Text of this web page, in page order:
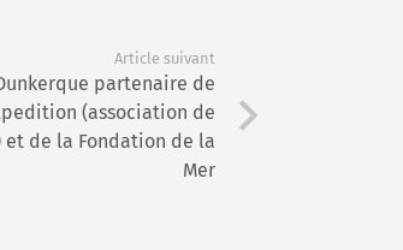
Article suivant
partenaire de
(association de
et de la Fondation de la
Mer